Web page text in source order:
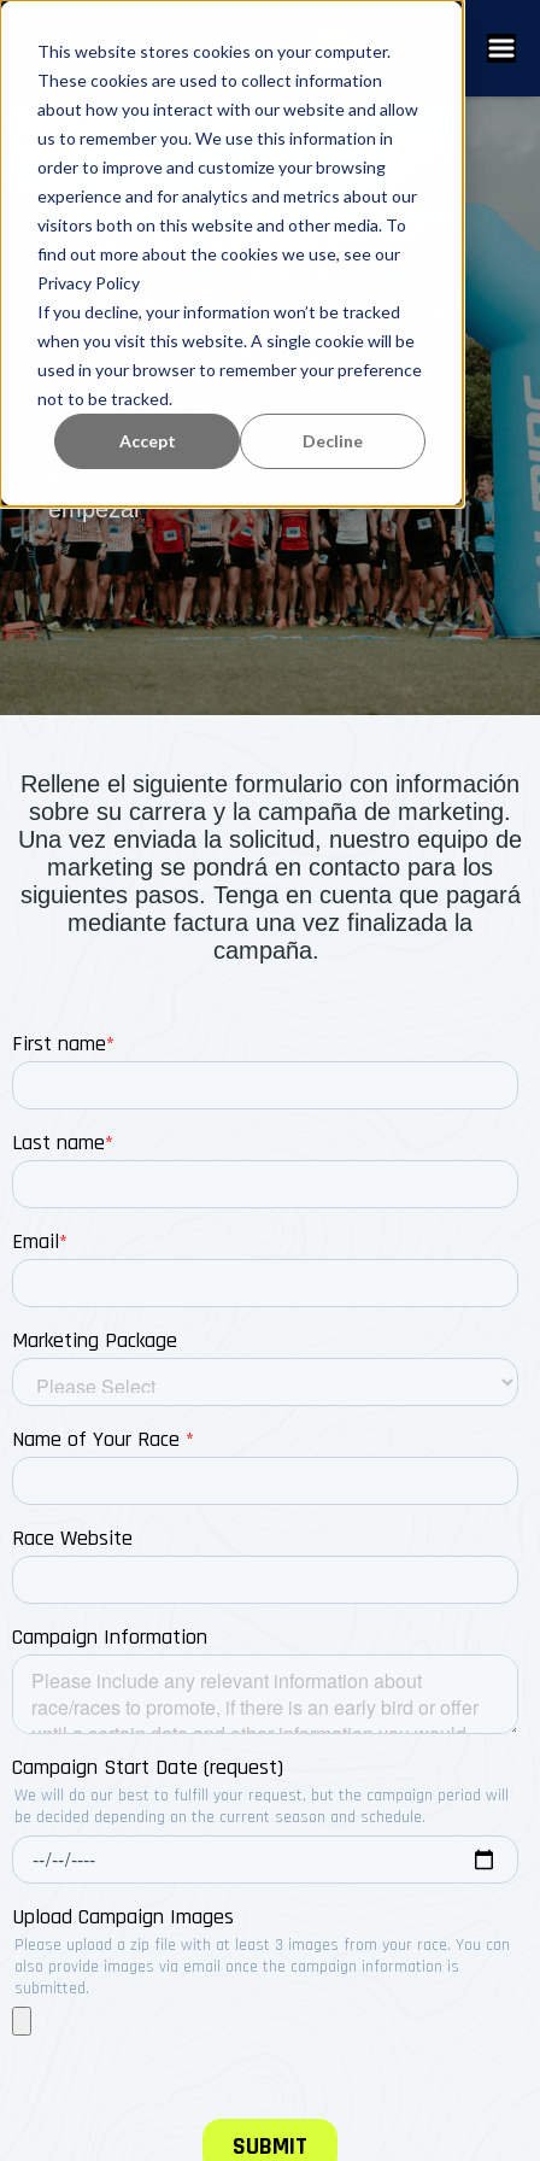
This website stores cookies on your computer.
These cookies are used to collect information
about how you interact with our website and allow
us to remember you. We use this information in
order to improve and customize your browsing
experience and for analytics and metrics about our
visitors both on this website and other media. To
find out more about the cookies we use, see our
Privacy Policy
If you decline, your information won’t be tracked
when you visit this website. A single cookie will be
used in your browser to remember your preference
not to be tracked.
Accept Decline
Inicie una
campaña de
marketing RaceID
para impulsar su
carrera
empezar
Rellene el siguiente formulario con información
sobre su carrera y la campaña de marketing.
Una vez enviada la solicitud, nuestro equipo de
marketing se pondrá en contacto para los
siguientes pasos. Tenga en cuenta que pagará
mediante factura una vez finalizada la
campaña.